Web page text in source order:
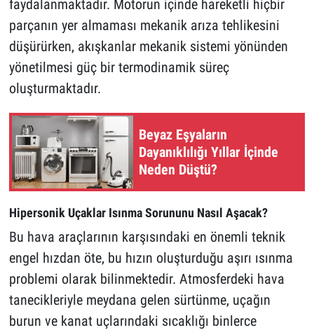
faydalanmaktadır. Motorun içinde hareketli hiçbir
parçanın yer almaması mekanik arıza tehlikesini
düşürürken, akışkanlar mekanik sistemi yönünden
yönetilmesi güç bir termodinamik süreç
oluşturmaktadır.
Beyaz Eşyaların
Dayanıklılığı Yıllar İçinde
Neden Düştü?
Hipersonik Uçaklar Isınma Sorununu Nasıl Aşacak?
Bu hava araçlarının karşısındaki en önemli teknik
engel hızdan öte, bu hızın oluşturduğu aşırı ısınma
problemi olarak bilinmektedir. Atmosferdeki hava
tanecikleriyle meydana gelen sürtünme, uçağın
burun ve kanat uçlarındaki sıcaklığı binlerce